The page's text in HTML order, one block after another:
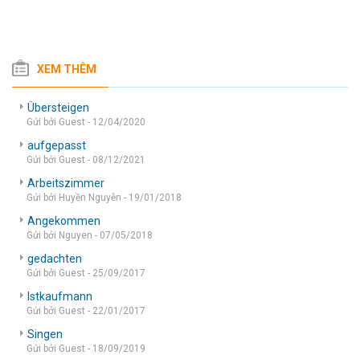
XEM THÊM
Übersteigen
Gửi bởi Guest - 12/04/2020
aufgepasst
Gửi bởi Guest - 08/12/2021
Arbeitszimmer
Gửi bởi Huyền Nguyễn - 19/01/2018
Angekommen
Gửi bởi Nguyen - 07/05/2018
gedachten
Gửi bởi Guest - 25/09/2017
Istkaufmann
Gửi bởi Guest - 22/01/2017
Singen
Gửi bởi Guest - 18/09/2019